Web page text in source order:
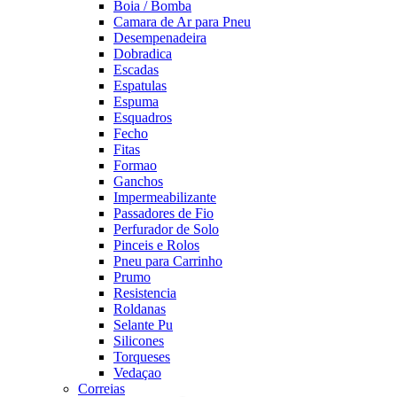
Boia / Bomba
Camara de Ar para Pneu
Desempenadeira
Dobradica
Escadas
Espatulas
Espuma
Esquadros
Fecho
Fitas
Formao
Ganchos
Impermeabilizante
Passadores de Fio
Perfurador de Solo
Pinceis e Rolos
Pneu para Carrinho
Prumo
Resistencia
Roldanas
Selante Pu
Silicones
Torqueses
Vedaçao
Correias